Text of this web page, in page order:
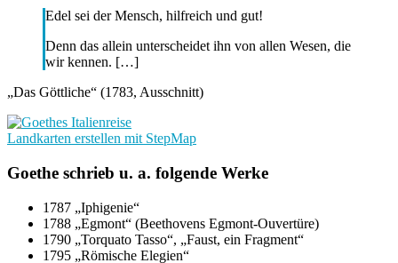
Edel sei der Mensch, hilfreich und gut!
Denn das allein unterscheidet ihn von allen Wesen, die
wir kennen. […]
„Das Göttliche“ (1783, Ausschnitt)
Landkarten erstellen mit StepMap
Goethe schrieb u. a. folgende Werke
1787 „Iphigenie“
1788 „Egmont“ (Beethovens Egmont-Ouvertüre)
1790 „Torquato Tasso“, „Faust, ein Fragment“
1795 „Römische Elegien“